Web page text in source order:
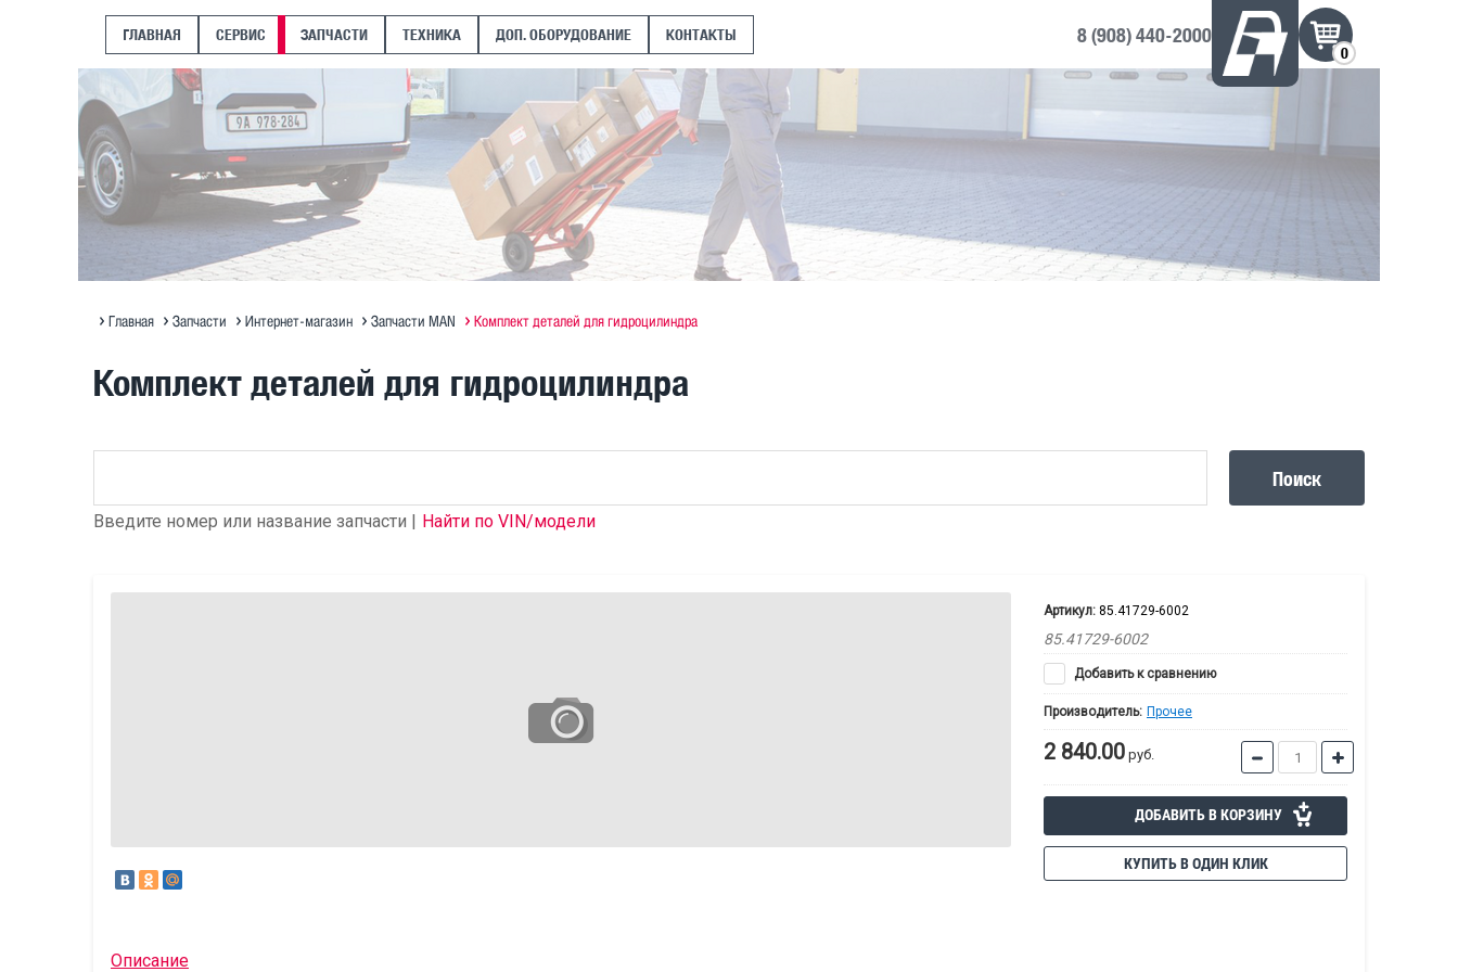
ГЛАВНАЯ СЕРВИС ЗАПЧАСТИ ТЕХНИКА ДОП. ОБОРУДОВАНИЕ КОНТАКТЫ 8 (908) 440-2000
0
Главная Запчасти Интернет-магазин Запчасти MAN Комплект деталей для гидроцилиндра
Комплект деталей для гидроцилиндра
Поиск
Введите номер или название запчасти | Найти по VIN/модели
Артикул: 85.41729-6002
85.41729-6002
Добавить к сравнению
Производитель: Прочее
2 840.00 руб.
ДОБАВИТЬ В КОРЗИНУ
КУПИТЬ В ОДИН КЛИК
Описание